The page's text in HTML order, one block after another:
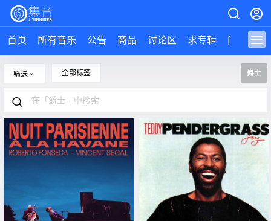
首页 所有音乐 公告 商品 讨论区 求专辑 问答 导
筛选 全部标签 爵士